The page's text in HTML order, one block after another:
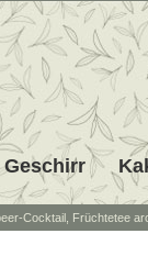
Geschirr
Cocktail, Früchtetee